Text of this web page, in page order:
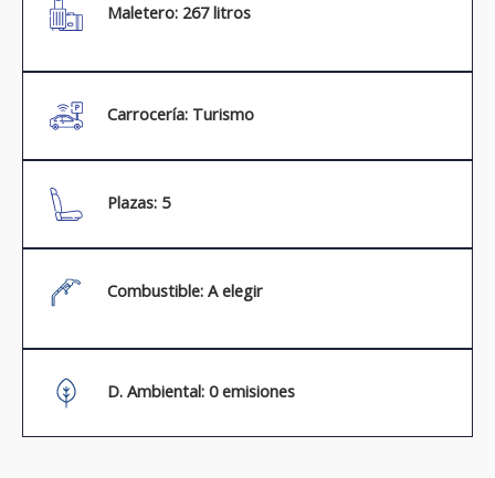
Maletero: 267 litros
Carrocería: Turismo
Plazas: 5
Combustible: A elegir
D. Ambiental: 0 emisiones